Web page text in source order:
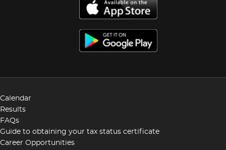
Calendar
Results
FAQs
Guide to obtaining your tax status certificate
Career Opportunities